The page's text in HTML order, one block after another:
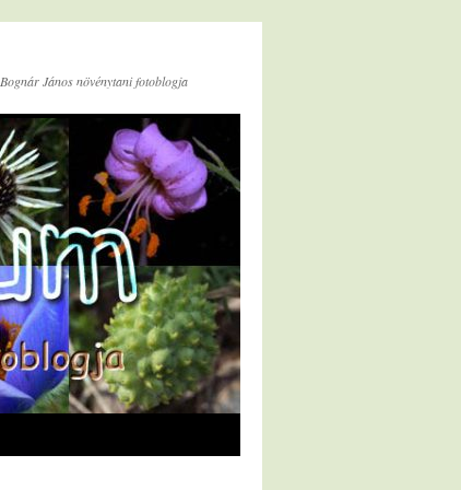
Bognár János növénytani fotoblogja